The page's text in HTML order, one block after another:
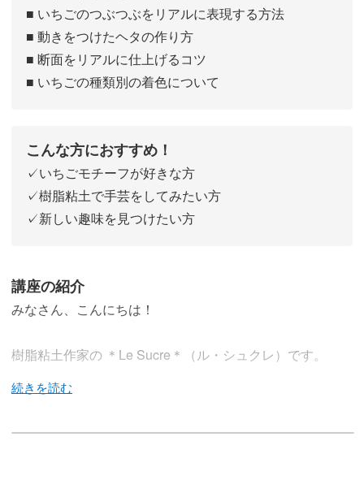
■ いちごのつぶつぶをリアルに表現する方法
■ 動きをつけたヘタの作り方
■ 断面をリアルに仕上げるコツ
■ いちごの種類別の着色について
こんな方におすすめ！
✓いちごモチーフが好きな方
✓樹脂粘土で手芸をしてみたい方
✓新しい趣味を見つけたい方
講座の紹介
みなさん、こんにちは！
樹脂粘土作家の ＊Le Sucre＊（ル・シュクレ）です。